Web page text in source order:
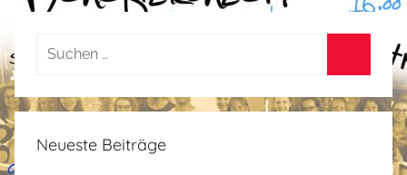
k
e
Suchen
Suchen
Neueste Beiträge